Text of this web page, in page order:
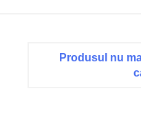
Produsul nu